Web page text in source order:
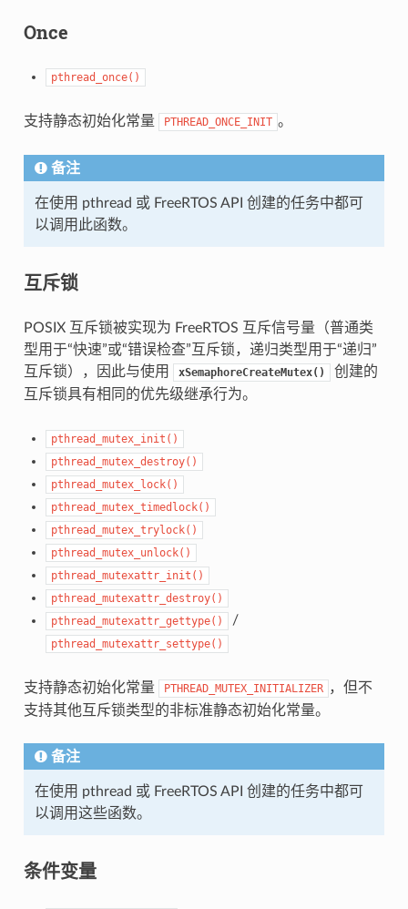
Once
pthread_once()
支持静态初始化常量 PTHREAD_ONCE_INIT 。
备注
在使用 pthread 或 FreeRTOS API 创建的任务中都可
以调用此函数。
互斥锁
POSIX 互斥锁被实现为 FreeRTOS 互斥信号量（普通类
型用于“快速”或“错误检查”互斥锁，递归类型用于“递归”
互斥锁），因此与使用
xSemaphoreCreateMutex()
创建的
互斥锁具有相同的优先级继承行为。
pthread_mutex_init()
pthread_mutex_destroy()
pthread_mutex_lock()
pthread_mutex_timedlock()
pthread_mutex_trylock()
pthread_mutex_unlock()
pthread_mutexattr_init()
pthread_mutexattr_destroy()
pthread_mutexattr_gettype()
/
pthread_mutexattr_settype()
支持静态初始化常量 PTHREAD_MUTEX_INITIALIZER ，但不
支持其他互斥锁类型的非标准静态初始化常量。
备注
在使用 pthread 或 FreeRTOS API 创建的任务中都可
以调用这些函数。
条件变量